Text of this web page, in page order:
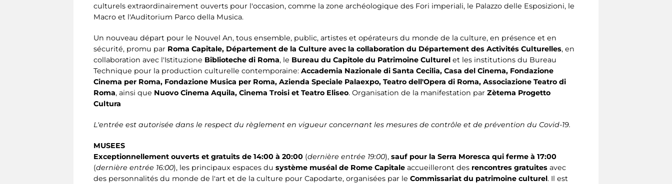
culturels extraordinairement ouverts pour l'occasion, comme la zone archéologique des Fori imperiali, le Palazzo delle Esposizioni, le
Macro et l'Auditorium Parco della Musica.
Un nouveau départ pour le Nouvel An, tous ensemble, public, artistes et opérateurs du monde de la culture, en présence et en
sécurité, promu par Roma Capitale, Département de la Culture avec la collaboration du Département des Activités Culturelles, en
collaboration avec l'Istituzione Biblioteche di Roma, le Bureau du Capitole du Patrimoine Culturel et les institutions du Bureau
Technique pour la production culturelle contemporaine: Accademia Nazionale di Santa Cecilia, Casa del Cinema, Fondazione
Cinema per Roma, Fondazione Musica per Roma, Azienda Speciale Palaexpo, Teatro dell'Opera di Roma, Associazione Teatro di
Roma, ainsi que Nuovo Cinema Aquila, Cinema Troisi et Teatro Eliseo. Organisation de la manifestation par Zètema Progetto
Cultura
L'entrée est autorisée dans le respect du règlement en vigueur concernant les mesures de contrôle et de prévention du Covid-19.
MUSEES
Exceptionnellement ouverts et gratuits de 14:00 à 20:00 (dernière entrée 19:00), sauf pour la Serra Moresca qui ferme à 17:00
(dernière entrée 16:00), les principaux espaces du système muséal de Rome Capitale accueilleront des rencontres gratuites avec
des personnalités du monde de l'art et de la culture pour Capodarte, organisées par le Commissariat du patrimoine culturel. Il est